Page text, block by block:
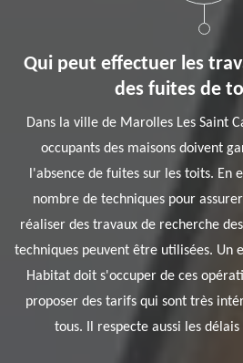
Qui peut effectuer les
des fuites de
Dans la ville de Marolles Les Saint
occupants des maisons doivent
l'absence de fuites sur les toits. En
nombre de techniques pour
réaliser des travaux de recherche
techniques peuvent être utilisées. Un
Habitat doit s'occuper de ces
proposer des tarifs qui sont très
tous. Il respecte aussi les